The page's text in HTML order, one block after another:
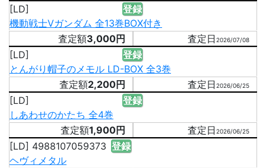
[LD]
登録
機動戦士Vガンダム 全13巻BOX付き
3,000円
2026/07/08
[LD]
登録
とんがり帽子のメモル LD-BOX 全3巻
2,200円
2026/06/25
[LD]
登録
しあわせのかたち 全4巻
1,900円
2026/06/25
[LD] 4988107059373 登録
ヘヴィメタル